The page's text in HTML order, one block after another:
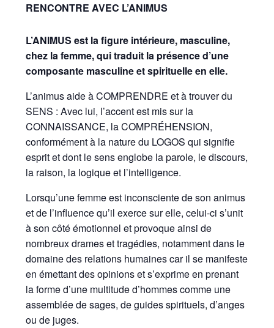
RENCONTRE AVEC L’ANIMUS
L’ANIMUS est la figure intérieure, masculine,
chez la femme, qui traduit la présence d’une
composante masculine et spirituelle en elle.
L’animus aide à COMPRENDRE et à trouver du
SENS : Avec lui, l’accent est mis sur la
CONNAISSANCE, la COMPRÉHENSION,
conformément à la nature du LOGOS qui signifie
esprit et dont le sens englobe la parole, le discours,
la raison, la logique et l’intelligence.
Lorsqu’une femme est inconsciente de son animus
et de l’influence qu’il exerce sur elle, celui-ci s’unit
à son côté émotionnel et provoque ainsi de
nombreux drames et tragédies, notamment dans le
domaine des relations humaines car il se manifeste
en émettant des opinions et s’exprime en prenant
la forme d’une multitude d’hommes comme une
assemblée de sages, de guides spirituels, d’anges
ou de juges.